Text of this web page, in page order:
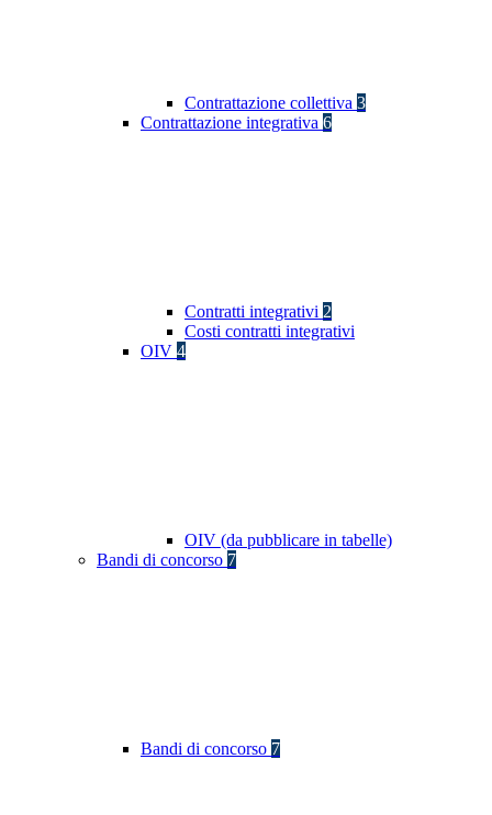
Contrattazione collettiva 3
Contrattazione integrativa 6
Contratti integrativi 2
Costi contratti integrativi
OIV 4
OIV (da pubblicare in tabelle)
Bandi di concorso 7
Bandi di concorso 7